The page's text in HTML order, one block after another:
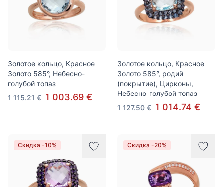
Золотое кольцо, Красное
Золото 585°, Небесно-
голубой топаз
1 115.21 € 1 003.69 €
Золотое кольцо, Красное
Золото 585°, родий
(покрытие), Цирконы,
Небесно-голубой топаз
1 127.50 € 1 014.74 €
Скидка -10% Скидка -20%